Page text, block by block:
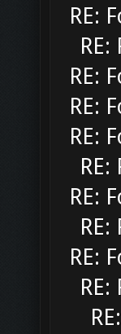
RE:
RE:
RE:
RE:
RE:
RE: